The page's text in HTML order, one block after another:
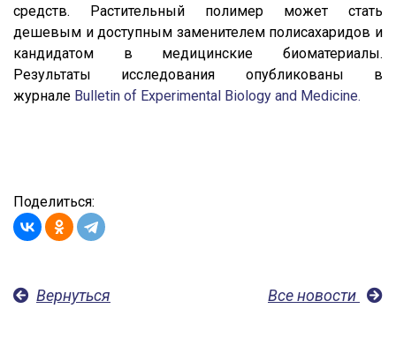
средств. Растительный полимер может стать
дешевым и доступным заменителем полисахаридов и
кандидатом в медицинские биоматериалы.
Результаты исследования опубликованы в
журнале Bulletin of Experimental Biology and Medicine.
Поделиться:
Вернуться Все новости